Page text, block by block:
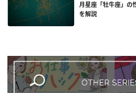
月星座「牡牛座」
を解説